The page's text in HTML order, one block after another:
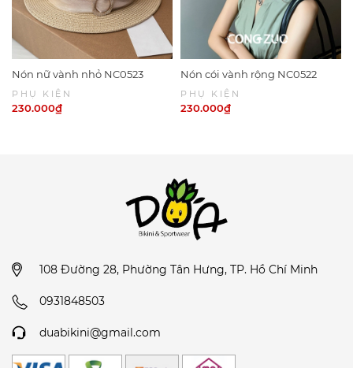
Nón nữ vành nhỏ NC0523
PHỤ KIỆN
230.000₫
Nón cói vành rộng NC0522
PHỤ KIỆN
230.000₫
108 Đường 28, Phường Tân Hưng, TP. Hồ Chí Minh
0931848503
duabikini@gmail.com